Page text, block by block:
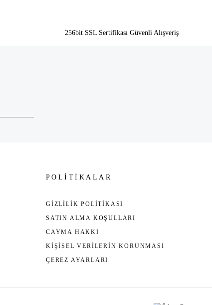
256bit SSL Sertifikası Güvenli Alışveriş
POLİTİKALAR
GİZLİLİK POLİTİKASI
SATIN ALMA KOŞULLARI
CAYMA HAKKI
KİŞİSEL VERİLERİN KORUNMASI
ÇEREZ AYARLARI